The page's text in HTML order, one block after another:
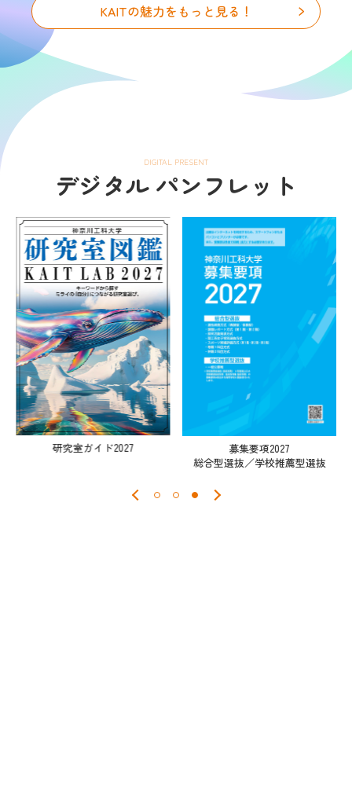
KAITの魅力をもっと見る！
DIGITAL PRESENT
デジタル パンフレット
研究室ガイド2027
募集要項2027
総合型選抜／学校推薦型選抜